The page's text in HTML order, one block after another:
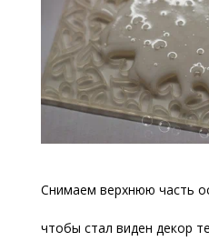
Снимаем верхнюю часть
чтобы стал виден декор